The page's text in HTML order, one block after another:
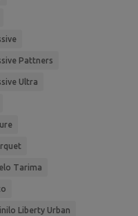
Pattners
Ultra
Tarima
Liberty Urban